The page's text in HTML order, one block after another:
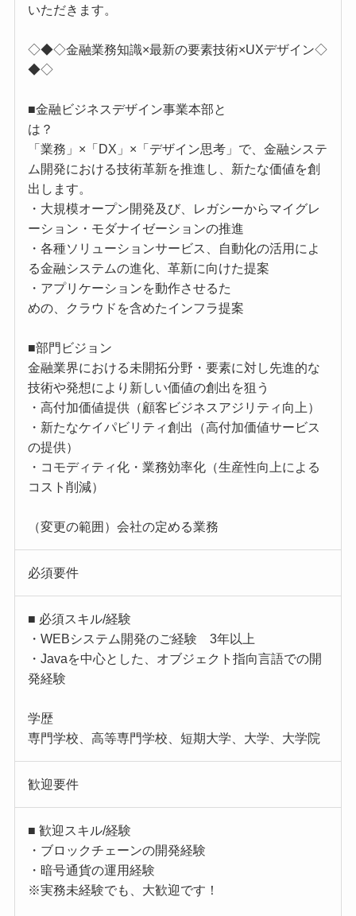
いただきます。
◇◆◇金融業務知識×最新の要素技術×UXデザイン◇
◆◇
■金融ビジネスデザイン事業本部と
は？
「業務」×「DX」×「デザイン思考」で、金融システ
ム開発における技術革新を推進し、新たな価値を創
出します。
・大規模オープン開発及び、レガシーからマイグレ
ーション・モダナイゼーションの推進
・各種ソリューションサービス、自動化の活用によ
る金融システムの進化、革新に向けた提案
・アプリケーションを動作させるた
めの、クラウドを含めたインフラ提案
■部門ビジョン
金融業界における未開拓分野・要素に対し先進的な
技術や発想により新しい価値の創出を狙う
・高付加価値提供（顧客ビジネスアジリティ向上）
・新たなケイパビリティ創出（高付加価値サービス
の提供）
・コモディティ化・業務効率化（生産性向上による
コスト削減）
（変更の範囲）会社の定める業務
必須要件
■ 必須スキル/経験
・WEBシステム開発のご経験 3年以上
・Javaを中心とした、オブジェクト指向言語での開
発経験
学歴
専門学校、高等専門学校、短期大学、大学、大学院
歓迎要件
■ 歓迎スキル/経験
・ブロックチェーンの開発経験
・暗号通貨の運用経験
※実務未経験でも、大歓迎です！